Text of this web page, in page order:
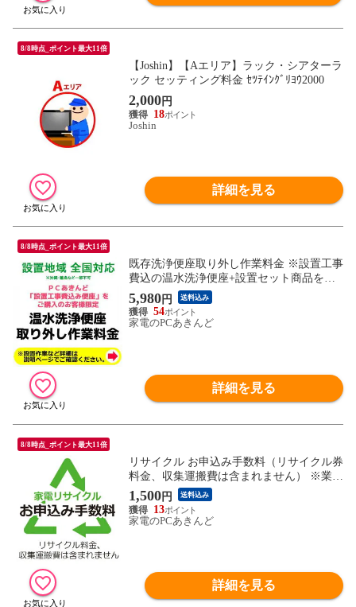
8/8時点_ポイント最大11倍
【Joshin】【Aエリア】ラック・シアターラ
ック セッティング料金 ｾﾂﾃｲﾝｸﾞﾘﾖｳ2000
2,000円
18
Joshin
詳細を見る
8/8時点_ポイント最大11倍
既存洗浄便座取り外し作業料金 ※設置工事
費込の温水洗浄便座+設置セット商品をご
購入のお客様限定 KOUJI-010【送料無料】
5,980円 送料込み
54
家電のPCあきんど
詳細を見る
8/8時点_ポイント最大11倍
リサイクル お申込み手数料（リサイクル券
料金、収集運搬費は含まれません） ※業務
用は対象外 ※エアコンは対象外
1,500円 送料込み
13
家電のPCあきんど
詳細を見る